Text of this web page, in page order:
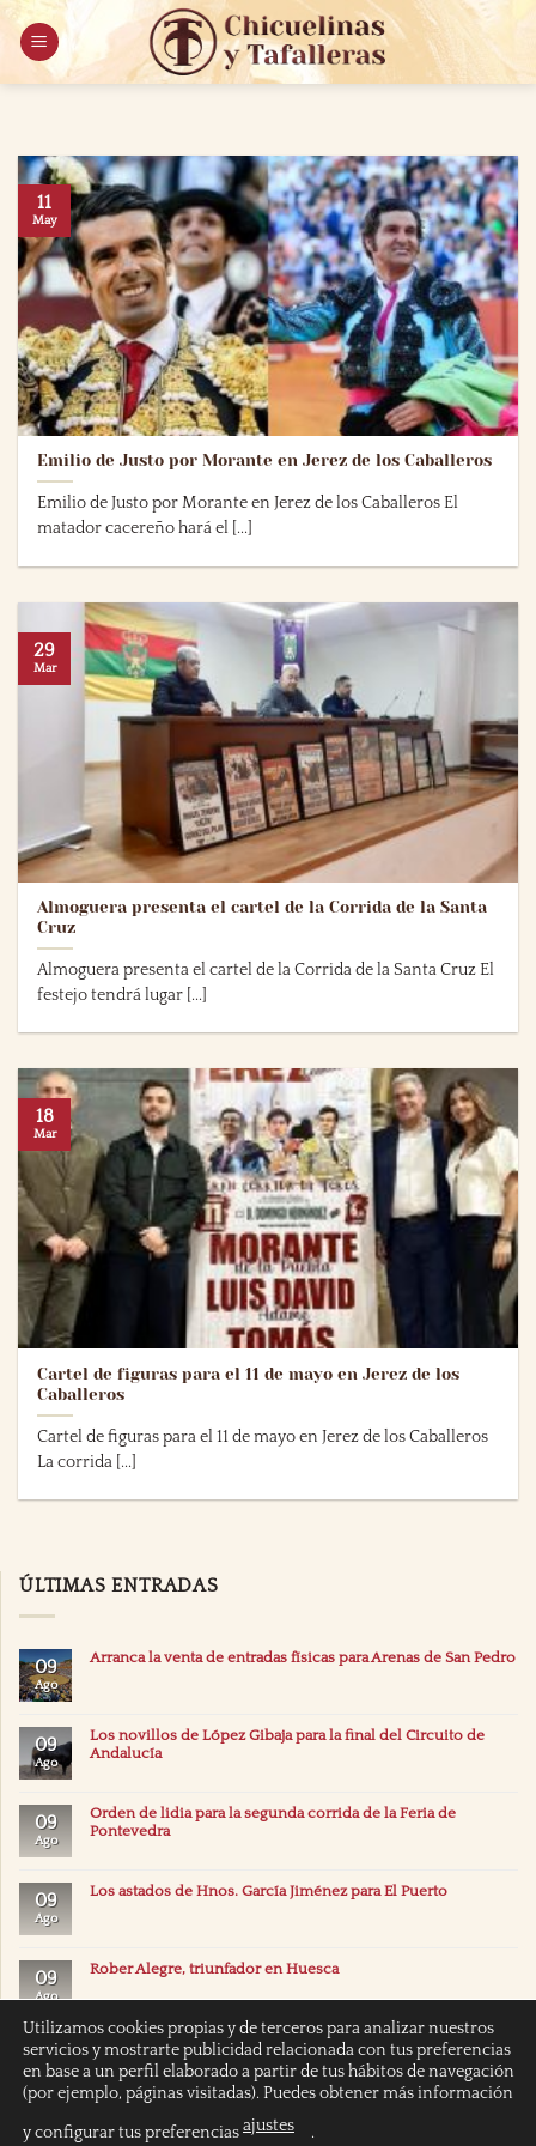
Saltar
contenido
Emilio de Justo por Morante en Jerez de los Caballeros
Emilio de Justo por Morante en Jerez de los Caballeros El
matador cacereño hará el [...]
11
May
Almoguera presenta el cartel de la Corrida de la Santa
Cruz
Almoguera presenta el cartel de la Corrida de la Santa Cruz El
festejo tendrá lugar [...]
29
Mar
Cartel de figuras para el 11 de mayo en Jerez de los
Caballeros
Cartel de figuras para el 11 de mayo en Jerez de los Caballeros
La corrida [...]
18
Mar
ÚLTIMAS ENTRADAS
09
Ago
Arranca la venta de entradas físicas para Arenas de San Pedro
09
Ago
Los novillos de López Gibaja para la final del Circuito de
Andalucía
09
Ago
Orden de lidia para la segunda corrida de la Feria de
Pontevedra
09
Ago
Los astados de Hnos. García Jiménez para El Puerto
09
Ago
Rober Alegre, triunfador en Huesca
Utilizamos cookies propias y de terceros para analizar nuestros
servicios y mostrarte publicidad relacionada con tus preferencias
en base a un perfil elaborado a partir de tus hábitos de navegación
(por ejemplo, páginas visitadas). Puedes obtener más información
y configurar tus preferenciasajustes .